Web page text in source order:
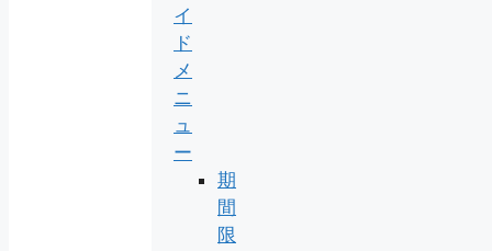
イ
ド
メ
ニ
ュ
ー
期
間
限